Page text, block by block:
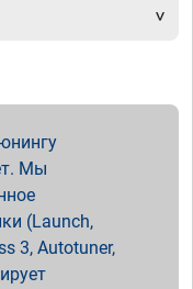
Мы
(Launch,
3, Autotuner,